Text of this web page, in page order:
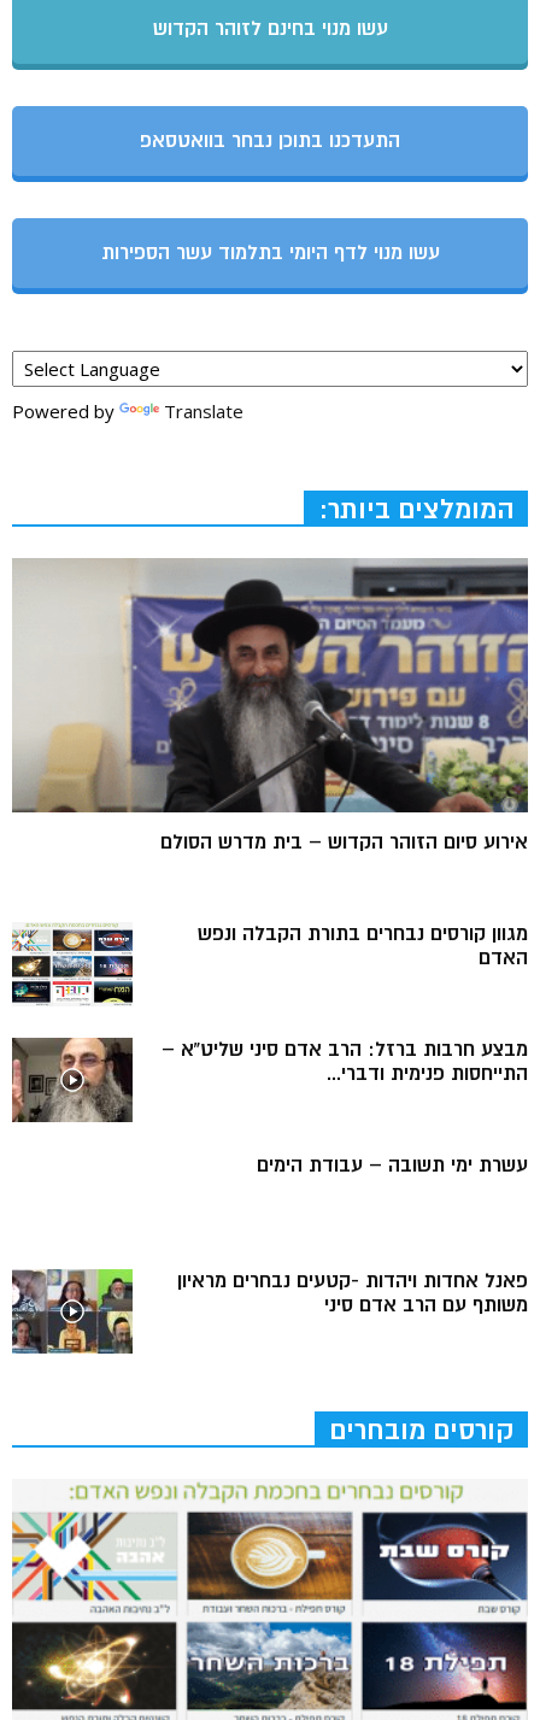
עשו מנוי בחינם לזוהר הקדוש
התעדכנו בתוכן נבחר בוואטסאפ
עשו מנוי לדף היומי בתלמוד עשר הספירות
Powered by Translate
המומלצים ביותר:
אירוע סיום הזוהר הקדוש – בית מדרש הסולם
מגוון קורסים נבחרים בתורת הקבלה ונפש
האדם
מבצע חרבות ברזל: הרב אדם סיני שליט”א –
התייחסות פנימית ודברי...
עשרת ימי תשובה – עבודת הימים
פאנל אחדות ויהדות -קטעים נבחרים מראיון
משותף עם הרב אדם סיני
קורסים מובחרים